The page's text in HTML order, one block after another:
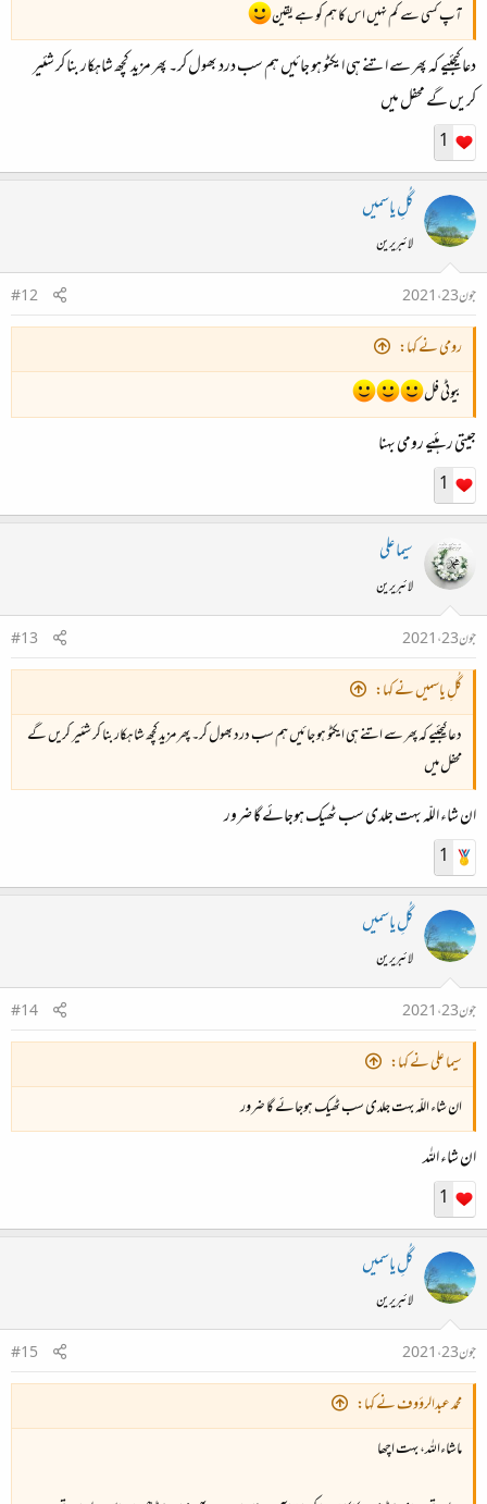
آپ کسی سے کم نہیں اس کا ہم کو ہے یقین
دعا کیجئیے کہ پھر سے اتنے ہی ایکٹو ہو جائیں ہم سب درد بھول کر۔ پھر مزید کچھ شاہکار بنا کر شئیر
کریں گے محفل میں
1
گُلِ یاسمیں
لائبریرین
جون 23، 2021
#12
رومی نے کہا:
بیوٹی فل
جیتی رہئیے رومی بہنا
1
سیما علی
لائبریرین
جون 23، 2021
#13
گُلِ یاسمیں نے کہا:
دعا کیجئیے کہ پھر سے اتنے ہی ایکٹو ہو جائیں ہم سب درد بھول کر۔ پھر مزید کچھ شاہکار بنا کر شئیر کریں گے
محفل میں
ان شاء اللّہ بہت جلدی سب ٹھیک ہوجائے گا ضرور
1
گُلِ یاسمیں
لائبریرین
جون 23، 2021
#14
سیما علی نے کہا:
ان شاء اللّہ بہت جلدی سب ٹھیک ہوجائے گا ضرور
ان شاء اللہ
1
گُلِ یاسمیں
لائبریرین
جون 23، 2021
#15
محمد عبدالرؤوف نے کہا:
ماشاءاللہ، بہت اچھا